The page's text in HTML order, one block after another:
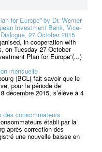
for Europe” by Dr. Werner
Investment Bank, Vice-
27 October 2015
in cooperation with
on Tuesday 27 October
Plan for Europe”(...)
mensuelle
(BCL) fait savoir que le
pour la période de
décembre 2015, s’élève à 4
des consommateurs
établi par la
après correction des
une nouvelle baisse en